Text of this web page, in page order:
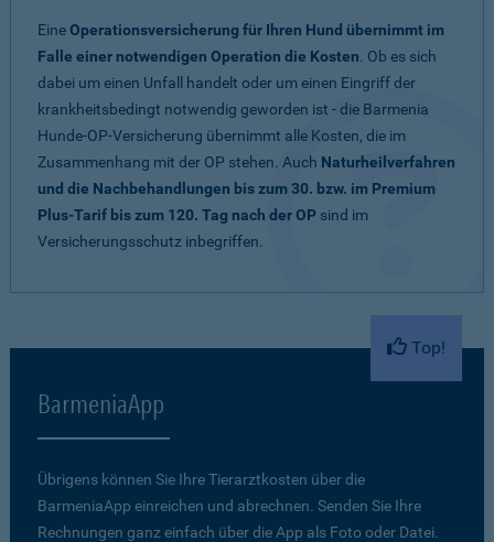
EineOperationsversicherung für Ihren Hund übernimmt im
Falle einer notwendigen Operation die Kosten. Ob es sich
dabei um einen Unfall handelt oder um einen Eingriff der
krankheitsbedingt notwendig geworden ist - die Barmenia
Hunde-OP-Versicherung übernimmt alle Kosten, die im
Zusammenhang mit der OP stehen. Auch Naturheilverfahren
und die Nachbehandlungen bis zum 30. bzw. im Premium
Plus-Tarif bis zum 120. Tag nach der OP sind im
Versicherungsschutz inbegriffen.
Top!
BarmeniaApp
Übrigens können Sie Ihre Tierarztkosten über die
BarmeniaApp einreichen und abrechnen. Senden Sie Ihre
Rechnungen ganz einfach über die App als Foto oder Datei.